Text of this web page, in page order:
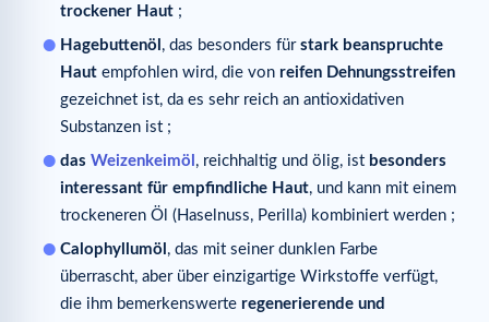
trockener Haut ;
Hagebuttenöl , das besonders für stark beanspruchte
Haut empfohlen wird, die von reifen Dehnungsstreifen
gezeichnet ist, da es sehr reich an antioxidativen
Substanzen ist ;
das Weizenkeimöl , reichhaltig und ölig, ist besonders
interessant für empfindliche Haut, und kann mit einem
trockeneren Öl (Haselnuss, Perilla) kombiniert werden ;
Calophyllumöl , das mit seiner dunklen Farbe
überrascht, aber über einzigartige Wirkstoffe verfügt,
die ihm bemerkenswerte regenerierende und